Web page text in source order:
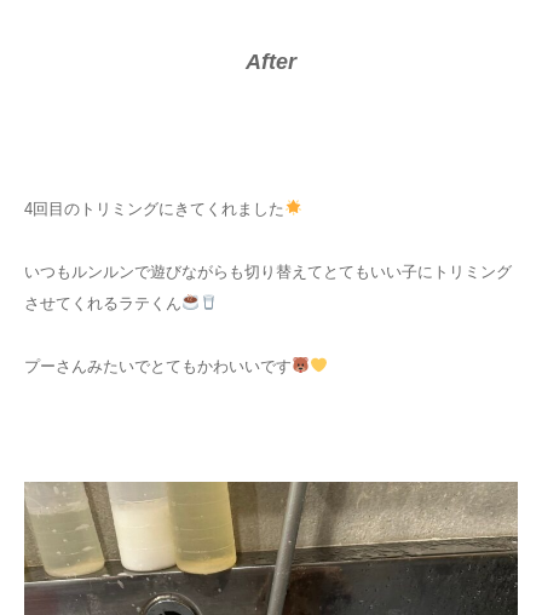
After
4回目のトリミングにきてくれました
いつもルンルンで遊びながらも切り替えてとてもいい子にトリミング
させてくれるラテくん
プーさんみたいでとてもかわいいです